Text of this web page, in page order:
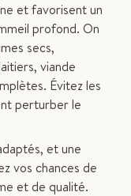
et favorisent un
profond. On
secs,
viande
Évitez les
perturber le
et une
vos chances de
et de qualité.